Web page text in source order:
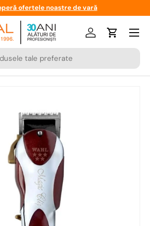
ofertele noastre de vară
LogareCos
Meniu